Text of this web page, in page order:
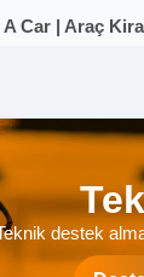
A Car | Araç
destek